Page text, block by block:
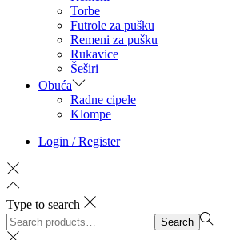
Torbe
Futrole za pušku
Remeni za pušku
Rukavice
Šeširi
Obuća
Radne cipele
Klompe
Login / Register
Type to search
Search
for:>
Search